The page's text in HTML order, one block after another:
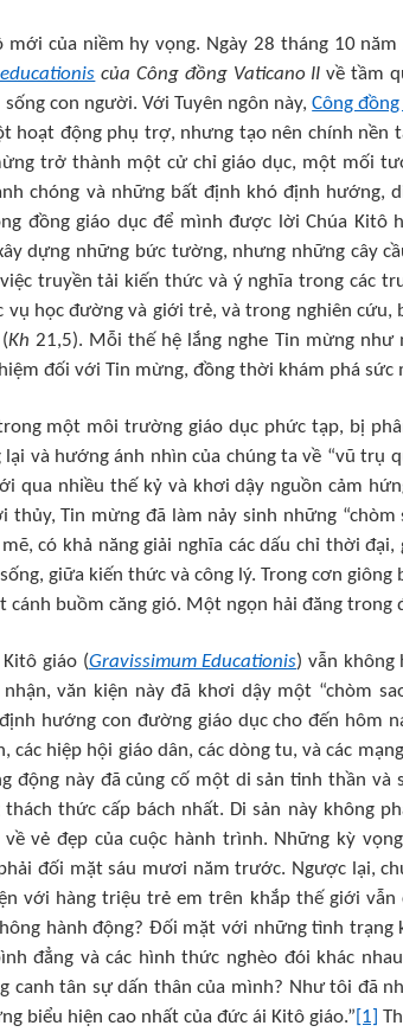
mới của niềm hy vọng. Ngày 28 tháng 10
của Công đồng Vaticano IIvề tầm
con người. Với Tuyên ngôn này,Công đồng
hoạt động phụ trợ, nhưng tạo nên chính nền
trở thành một cử chỉ giáo dục, một mối
chóng và những bất định khó định hướng,
đồng giáo dục để mình được lời Chúa
dựng những bức tường, nhưng những cây
truyền tải kiến thức và ý nghĩa trong các
vụ học đường và giới trẻ, và trong nghiên cứu,
Kh 21,5). Mỗi thế hệ lắng nghe Tin mừng
đối với Tin mừng, đồng thời khám phá sức
một môi trường giáo dục phức tạp, bị
và hướng ánh nhìn của chúng ta về “vũ trụ
qua nhiều thế kỷ và khơi dậy nguồn cảm
thủy, Tin mừng đã làm nảy sinh những
có khả năng giải nghĩa các dấu chỉ thời
giữa kiến thức và công lý. Trong cơn
cánh buồm căng gió. Một ngọn hải đăng
Kitô giáo (Gravissimum Educationis) vẫn không
văn kiện này đã khơi dậy một “chòm
hướng con đường giáo dục cho đến hôm
các hiệp hội giáo dân, các dòng tu, và các
động này đã củng cố một di sản tinh thần
thức cấp bách nhất. Di sản này không
vẻ đẹp của cuộc hành trình. Những kỳ
đối mặt sáu mươi năm trước. Ngược lại,
với hàng triệu trẻ em trên khắp thế giới vẫn
hành động? Đối mặt với những tình trạng
đẳng và các hình thức nghèo đói khác
canh tân sự dấn thân của mình? Như tôi đã
biểu hiện cao nhất của đức ái Kitô giáo.” [1]